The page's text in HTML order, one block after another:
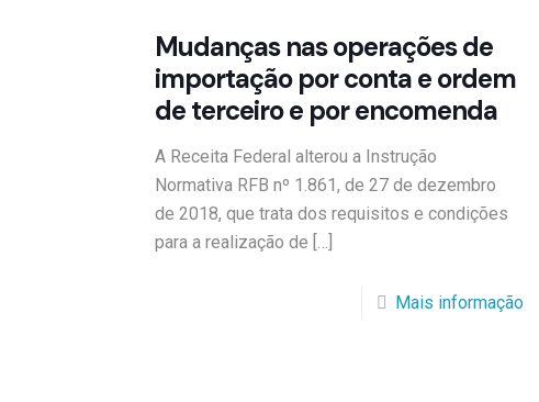
Mudanças nas operações de
importação por conta e ordem
de terceiro e por encomenda
A Receita Federal alterou a Instrução
Normativa RFB nº 1.861, de 27 de dezembro
de 2018, que trata dos requisitos e condições
para a realização de […]
Mais informação